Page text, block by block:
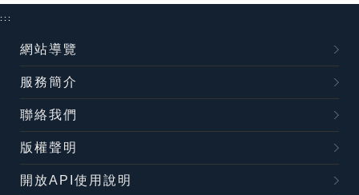
:::
網站導覽
服務簡介
聯絡我們
版權聲明
開放API使用說明